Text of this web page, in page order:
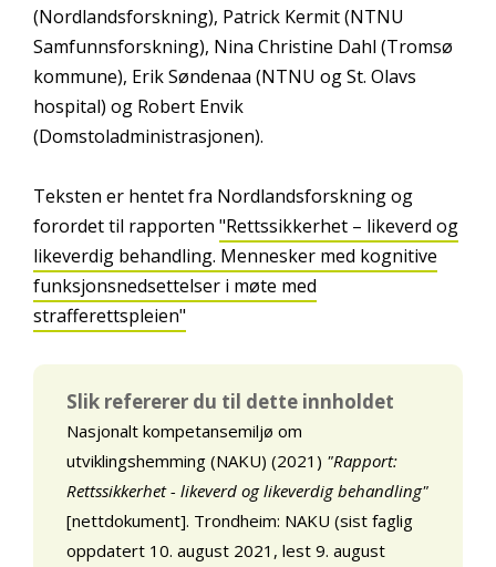
(Nordlandsforskning), Patrick Kermit (NTNU
Samfunnsforskning), Nina Christine Dahl (Tromsø
kommune), Erik Søndenaa (NTNU og St. Olavs
hospital) og Robert Envik
(Domstoladministrasjonen).
Teksten er hentet fra Nordlandsforskning og
forordet til rapporten "Rettssikkerhet – likeverd og
likeverdig behandling. Mennesker med kognitive
funksjonsnedsettelser i møte med
strafferettspleien"
Slik refererer du til dette innholdet
Nasjonalt kompetansemiljø om
utviklingshemming (NAKU) (2021) "Rapport:
Rettssikkerhet - likeverd og likeverdig behandling"
[nettdokument]. Trondheim: NAKU (sist faglig
oppdatert 10. august 2021, lest 9. august